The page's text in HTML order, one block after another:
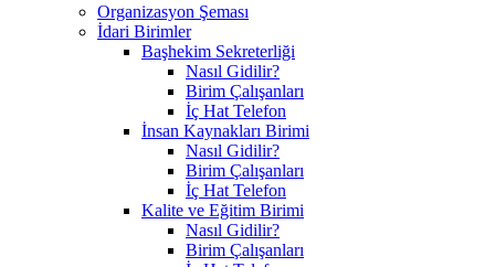
Organizasyon Şeması
İdari Birimler
Başhekim Sekreterliği
Nasıl Gidilir?
Birim Çalışanları
İç Hat Telefon
İnsan Kaynakları Birimi
Nasıl Gidilir?
Birim Çalışanları
İç Hat Telefon
Kalite ve Eğitim Birimi
Nasıl Gidilir?
Birim Çalışanları